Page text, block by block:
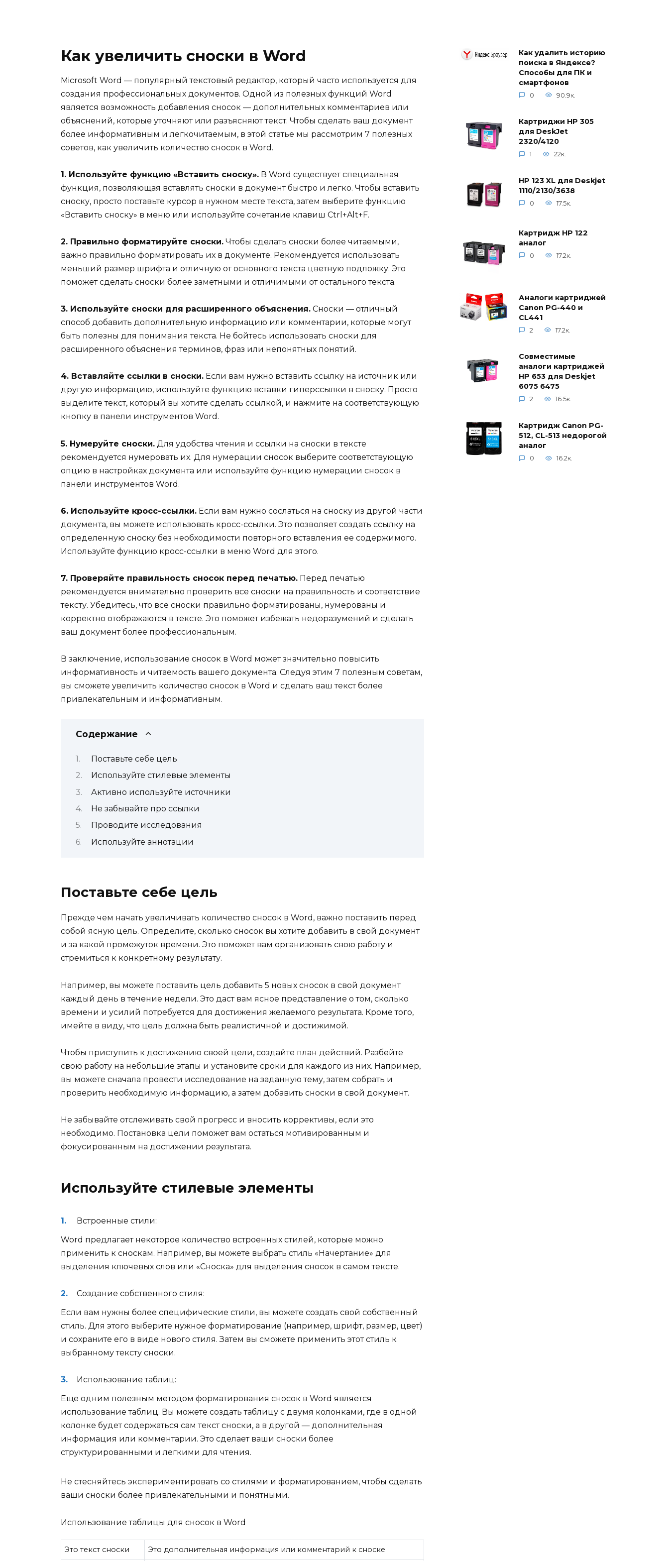
Как увеличить сноски в Word
Microsoft Word — популярный текстовый редактор, который часто используется для
создания профессиональных документов. Одной из полезных функций Word
является возможность добавления сносок — дополнительных комментариев или
объяснений, которые уточняют или разъясняют текст. Чтобы сделать ваш документ
более информативным и легкочитаемым, в этой статье мы рассмотрим 7 полезных
советов, как увеличить количество сносок в Word.
1. Используйте функцию «Вставить сноску». В Word существует специальная
функция, позволяющая вставлять сноски в документ быстро и легко. Чтобы вставить
сноску, просто поставьте курсор в нужном месте текста, затем выберите функцию
«Вставить сноску» в меню или используйте сочетание клавиш Ctrl+Alt+F.
2. Правильно форматируйте сноски. Чтобы сделать сноски более читаемыми,
важно правильно форматировать их в документе. Рекомендуется использовать
меньший размер шрифта и отличную от основного текста цветную подложку. Это
поможет сделать сноски более заметными и отличимыми от остального текста.
3. Используйте сноски для расширенного объяснения. Сноски — отличный
способ добавить дополнительную информацию или комментарии, которые могут
быть полезны для понимания текста. Не бойтесь использовать сноски для
расширенного объяснения терминов, фраз или непонятных понятий.
4. Вставляйте ссылки в сноски. Если вам нужно вставить ссылку на источник или
другую информацию, используйте функцию вставки гиперссылки в сноску. Просто
выделите текст, который вы хотите сделать ссылкой, и нажмите на соответствующую
кнопку в панели инструментов Word.
5. Нумеруйте сноски. Для удобства чтения и ссылки на сноски в тексте
рекомендуется нумеровать их. Для нумерации сносок выберите соответствующую
опцию в настройках документа или используйте функцию нумерации сносок в
панели инструментов Word.
6. Используйте кросс-ссылки. Если вам нужно сослаться на сноску из другой части
документа, вы можете использовать кросс-ссылки. Это позволяет создать ссылку на
определенную сноску без необходимости повторного вставления ее содержимого.
Используйте функцию кросс-ссылки в меню Word для этого.
7. Проверяйте правильность сносок перед печатью. Перед печатью
рекомендуется внимательно проверить все сноски на правильность и соответствие
тексту. Убедитесь, что все сноски правильно форматированы, нумерованы и
корректно отображаются в тексте. Это поможет избежать недоразумений и сделать
ваш документ более профессиональным.
В заключение, использование сносок в Word может значительно повысить
информативность и читаемость вашего документа. Следуя этим 7 полезным советам,
вы сможете увеличить количество сносок в Word и сделать ваш текст более
привлекательным и информативным.
Содержание
Поставьте себе цель
Используйте стилевые элементы
Активно используйте источники
Не забывайте про ссылки
Проводите исследования
Используйте аннотации
Поставьте себе цель
Прежде чем начать увеличивать количество сносок в Word, важно поставить перед
собой ясную цель. Определите, сколько сносок вы хотите добавить в свой документ
и за какой промежуток времени. Это поможет вам организовать свою работу и
стремиться к конкретному результату.
Например, вы можете поставить цель добавить 5 новых сносок в свой документ
каждый день в течение недели. Это даст вам ясное представление о том, сколько
времени и усилий потребуется для достижения желаемого результата. Кроме того,
имейте в виду, что цель должна быть реалистичной и достижимой.
Чтобы приступить к достижению своей цели, создайте план действий. Разбейте
свою работу на небольшие этапы и установите сроки для каждого из них. Например,
вы можете сначала провести исследование на заданную тему, затем собрать и
проверить необходимую информацию, а затем добавить сноски в свой документ.
Не забывайте отслеживать свой прогресс и вносить коррективы, если это
необходимо. Постановка цели поможет вам остаться мотивированным и
фокусированным на достижении результата.
Используйте стилевые элементы
Встроенные стили:
Word предлагает некоторое количество встроенных стилей, которые можно
применить к сноскам. Например, вы можете выбрать стиль «Начертание» для
выделения ключевых слов или «Сноска» для выделения сносок в самом тексте.
Создание собственного стиля:
Если вам нужны более специфические стили, вы можете создать свой собственный
стиль. Для этого выберите нужное форматирование (например, шрифт, размер, цвет)
и сохраните его в виде нового стиля. Затем вы сможете применить этот стиль к
выбранному тексту сноски.
Использование таблиц:
Еще одним полезным методом форматирования сносок в Word является
использование таблиц. Вы можете создать таблицу с двумя колонками, где в одной
колонке будет содержаться сам текст сноски, а в другой — дополнительная
информация или комментарии. Это сделает ваши сноски более
структурированными и легкими для чтения.
Не стесняйтесь экспериментировать со стилями и форматированием, чтобы сделать
ваши сноски более привлекательными и понятными.
Использование таблицы для сносок в Word
Это текст сноски Это дополнительная информация или комментарий к сноске
Как удалить историю
поиска в Яндексе?
Способы для ПК и
смартфонов
0 90.9к.
Картриджи HP 305
для DeskJet
2320/4120
1 22к.
HP 123 XL для Deskjet
1110/2130/3638
0 17.5к.
Картридж HP 122
аналог
0 17.2к.
Аналоги картриджей
Canon PG-440 и
CL441
2 17.2к.
Совместимые
аналоги картриджей
HP 653 для Deskjet
6075 6475
2 16.5к.
Картридж Canon PG-
512, CL-513 недорогой
аналог
0 16.2к.